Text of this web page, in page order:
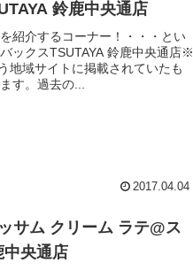
鈴鹿中央通店
紹介するコーナー！・・・とい
ックスTSUTAYA 鈴鹿中央通店※
地域サイトに掲載されていたも
す。過去の...
2017.04.04
サム クリーム ラテ@ス
中央通店